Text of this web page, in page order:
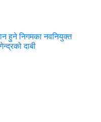
हुने निगमका नवनियुक्त
दाबी